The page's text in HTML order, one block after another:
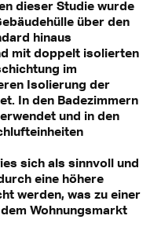
dieser Studie wurde
über den
hinaus
mit doppelt isolierten
im
Isolierung der
In den Badezimmern
und in den
sich als sinnvoll und
eine höhere
werden, was zu einer
Wohnungsmarkt